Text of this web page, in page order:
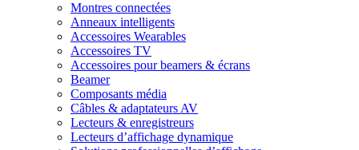
Montres connectées
Anneaux intelligents
Accessoires Wearables
Accessoires TV
Accessoires pour beamers & écrans
Beamer
Composants média
Câbles & adaptateurs AV
Lecteurs & enregistreurs
Lecteurs d’affichage dynamique